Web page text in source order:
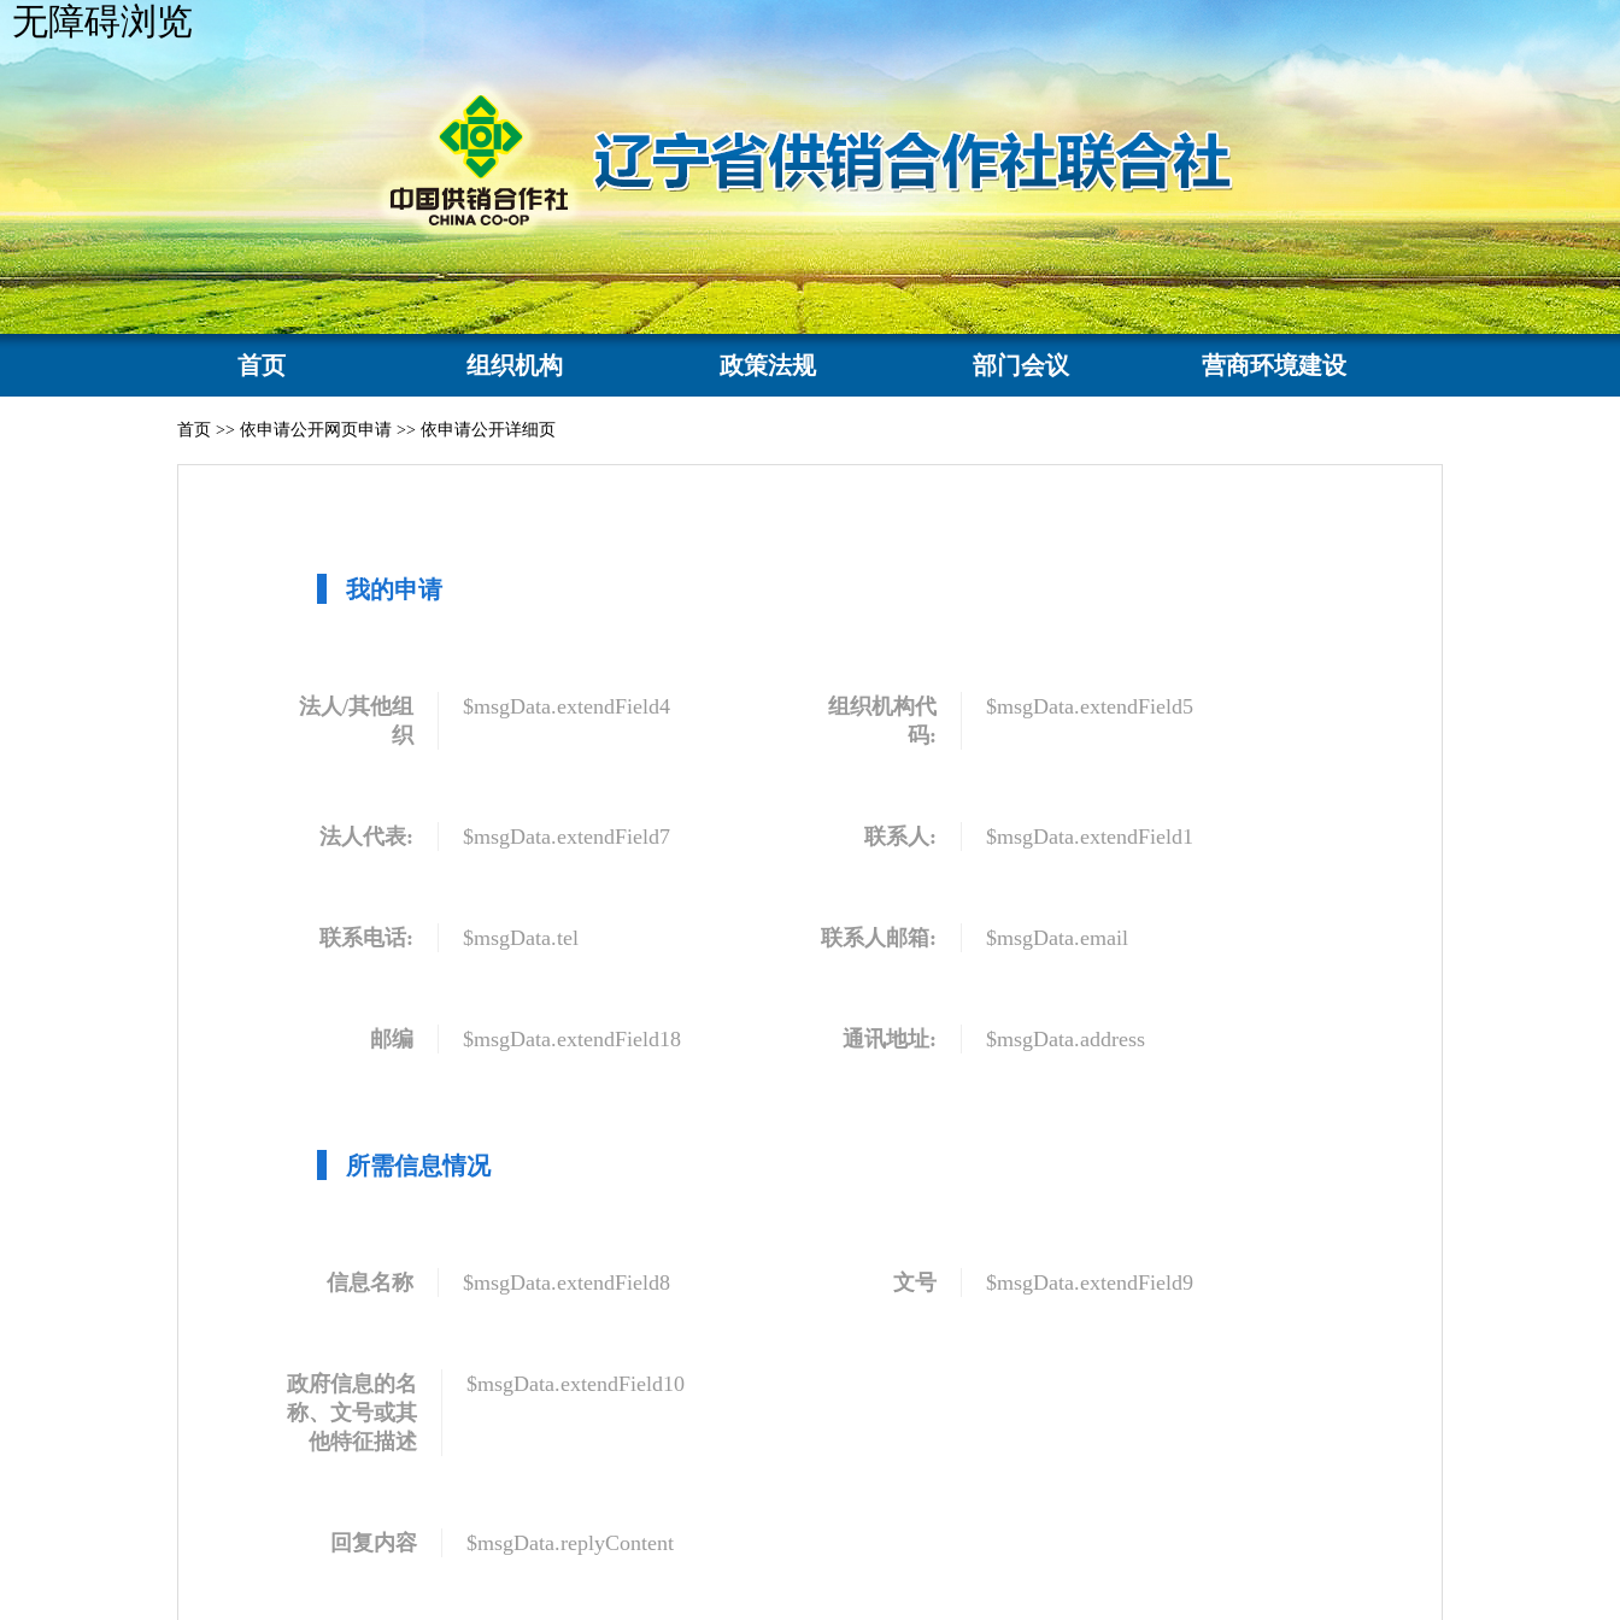
无障碍浏览
首页 组织机构 政策法规 部门会议 营商环境建设
首页 >> 依申请公开网页申请 >> 依申请公开详细页
我的申请
法人/其他组
织
$msgData.extendField4
组织机构代
码:
$msgData.extendField5
法人代表: $msgData.extendField7 联系人: $msgData.extendField1
联系电话: $msgData.tel 联系人邮箱: $msgData.email
邮编 $msgData.extendField18 通讯地址: $msgData.address
所需信息情况
信息名称 $msgData.extendField8 文号 $msgData.extendField9
政府信息的名
称、文号或其
他特征描述
$msgData.extendField10
回复内容 $msgData.replyContent